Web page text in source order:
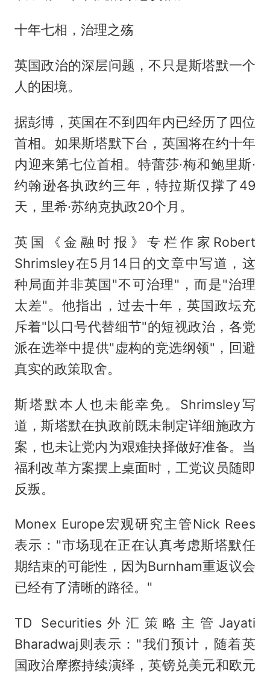
十年七相，治理之殇
英国政治的深层问题，不只是斯塔默一个
人的困境。
据彭博，英国在不到四年内已经历了四位
首相。如果斯塔默下台，英国将在约十年
内迎来第七位首相。特蕾莎·梅和鲍里斯·
约翰逊各执政约三年，特拉斯仅撑了49
天，里希·苏纳克执政20个月。
英国《金融时报》专栏作家Robert
Shrimsley在5月14日的文章中写道，这
种局面并非英国"不可治理"，而是"治理
太差"。他指出，过去十年，英国政坛充
斥着"以口号代替细节"的短视政治，各党
派在选举中提供"虚构的竞选纲领"，回避
真实的政策取舍。
斯塔默本人也未能幸免。Shrimsley写
道，斯塔默在执政前既未制定详细施政方
案，也未让党内为艰难抉择做好准备。当
福利改革方案摆上桌面时，工党议员随即
反叛。
Monex Europe宏观研究主管Nick Rees
表示："市场现在正在认真考虑斯塔默任
期结束的可能性，因为Burnham重返议会
已经有了清晰的路径。"
TD Securities外汇策略主管Jayati
Bharadwaj则表示："我们预计，随着英
国政治摩擦持续演绎，英镑兑美元和欧元